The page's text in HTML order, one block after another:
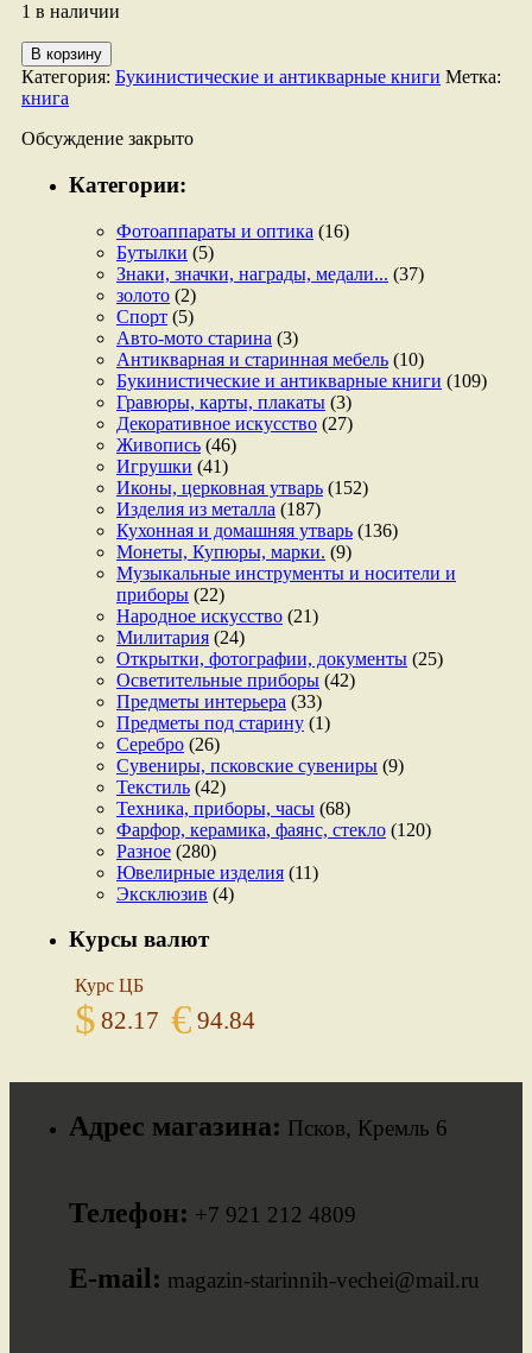
1 в наличии
Количество
товара
Книга
плавание"
В корзину
Категория: Букинистические и антикварные книги Метка:
книга
Обсуждение закрыто
Категории:
Фотоаппараты и оптика (16)
Бутылки (5)
Знаки, значки, награды, медали... (37)
золото (2)
Спорт (5)
Авто-мото старина (3)
Антикварная и старинная мебель (10)
Букинистические и антикварные книги (109)
Гравюры, карты, плакаты (3)
Декоративное искусство (27)
Живопись (46)
Игрушки (41)
Иконы, церковная утварь (152)
Изделия из металла (187)
Кухонная и домашняя утварь (136)
Монеты, Купюры, марки. (9)
Музыкальные инструменты и носители и
приборы (22)
Народное искусство (21)
Милитария (24)
Открытки, фотографии, документы (25)
Осветительные приборы (42)
Предметы интерьера (33)
Предметы под старину (1)
Серебро (26)
Сувениры, псковские сувениры (9)
Текстиль (42)
Техника, приборы, часы (68)
Фарфор, керамика, фаянс, стекло (120)
Разное (280)
Ювелирные изделия (11)
Эксклюзив (4)
Курсы валют
Курс ЦБ
$ 82.17 € 94.84
Адрес магазина: Псков, Кремль 6
Телефон: +7 921 212 4809
E-mail: magazin-starinnih-vechei@mail.ru